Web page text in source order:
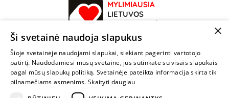
MYLIMIAUSIA
LIETUVOS
ELEKTRONINĖ
PARDUOTUVĖ
NENUSTOK
ŽAISTI
×
Ši svetainė naudoja slapukus
Šioje svetainėje naudojami slapukai, siekiant pagerinti vartotojo
patirtį. Naudodamiesi mūsų svetaine, jūs sutinkate su visais slapukais
pagal mūsų slapukų politiką. Svetainėje pateikta informacija skirta tik
pilnamečiams asmenims. Skaityti daugiau